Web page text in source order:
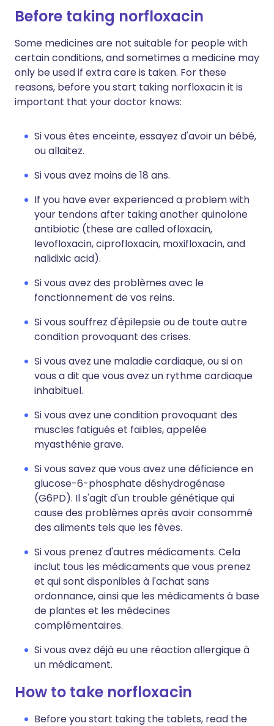
Before taking norfloxacin
Some medicines are not suitable for people with
certain conditions, and sometimes a medicine may
only be used if extra care is taken. For these
reasons, before you start taking norfloxacin it is
important that your doctor knows:
Si vous êtes enceinte, essayez d'avoir un bébé,
ou allaitez.
Si vous avez moins de 18 ans.
If you have ever experienced a problem with
your tendons after taking another quinolone
antibiotic (these are called ofloxacin,
levofloxacin, ciprofloxacin, moxifloxacin, and
nalidixic acid).
Si vous avez des problèmes avec le
fonctionnement de vos reins.
Si vous souffrez d'épilepsie ou de toute autre
condition provoquant des crises.
Si vous avez une maladie cardiaque, ou si on
vous a dit que vous avez un rythme cardiaque
inhabituel.
Si vous avez une condition provoquant des
muscles fatigués et faibles, appelée
myasthénie grave.
Si vous savez que vous avez une déficience en
glucose-6-phosphate déshydrogénase
(G6PD). Il s'agit d'un trouble génétique qui
cause des problèmes après avoir consommé
des aliments tels que les fèves.
Si vous prenez d'autres médicaments. Cela
inclut tous les médicaments que vous prenez
et qui sont disponibles à l'achat sans
ordonnance, ainsi que les médicaments à base
de plantes et les médecines
complémentaires.
Si vous avez déjà eu une réaction allergique à
un médicament.
How to take norfloxacin
Before you start taking the tablets, read the